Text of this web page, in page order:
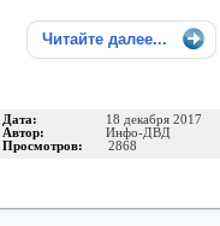
Читайте далее...
Дата: 18 декабря 2017
Автор: Инфо-ДВД
Просмотров: 2868